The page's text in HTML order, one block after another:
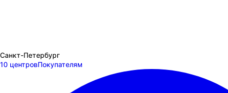
Санкт-Петербург
10 центровПокупателям